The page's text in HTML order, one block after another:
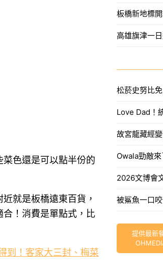
色還是可以點半份的
就是板橋遠東百貨，
！消費是單點式，比
到！客家大三封、梅菜
提供最新